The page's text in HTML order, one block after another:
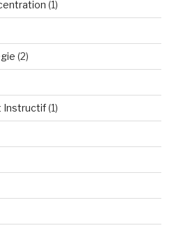
(1)
(2)
Instructif(1)